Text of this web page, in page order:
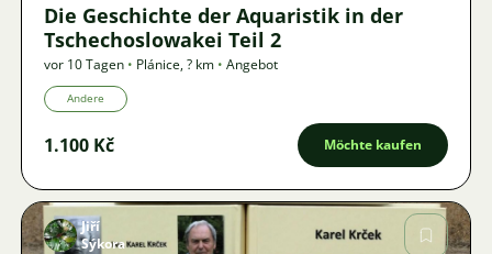
Die Geschichte der Aquaristik in der
Tschechoslowakei Teil 2
vor 10 Tagen • Plánice,? km • Angebot
Andere
1.100 Kč Möchte kaufen
Jiří
Sýkora